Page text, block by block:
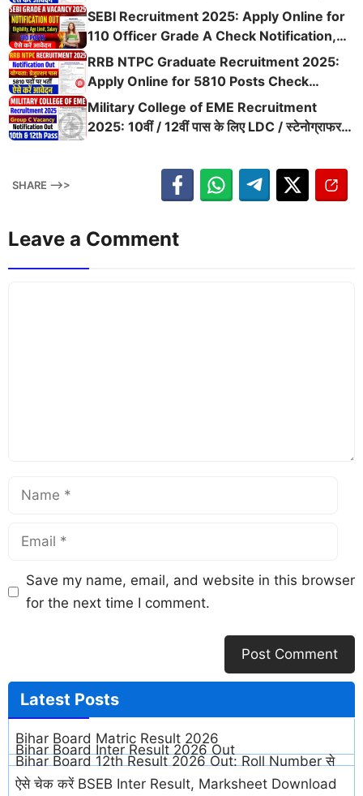
आवेदन शुरू, योग्यता, चयन प्रक्रिया और पूरी डिटेल्स चेक
करें
SEBI Recruitment 2025: Apply Online for
110 Officer Grade A Check Notification,
Eligibility, Age, Salary & Last Date
RRB NTPC Graduate Recruitment 2025:
Apply Online for 5810 Posts Check
Eligibility, Age, Salary, Exam Date & Last
Date
Military College of EME Recruitment
2025: 10वीं / 12वीं पास के लिए LDC / स्टेनोग्राफर /
SHARE -->>
Leave a Comment
Save my name, email, and website in this browser
for the next time I comment.
Latest Posts
Bihar Board Matric Result 2026
Bihar Board Inter Result 2026 Out
Bihar Board 12th Result 2026 Out: Roll Number से
ऐसे चेक करें BSEB Inter Result, Marksheet Download